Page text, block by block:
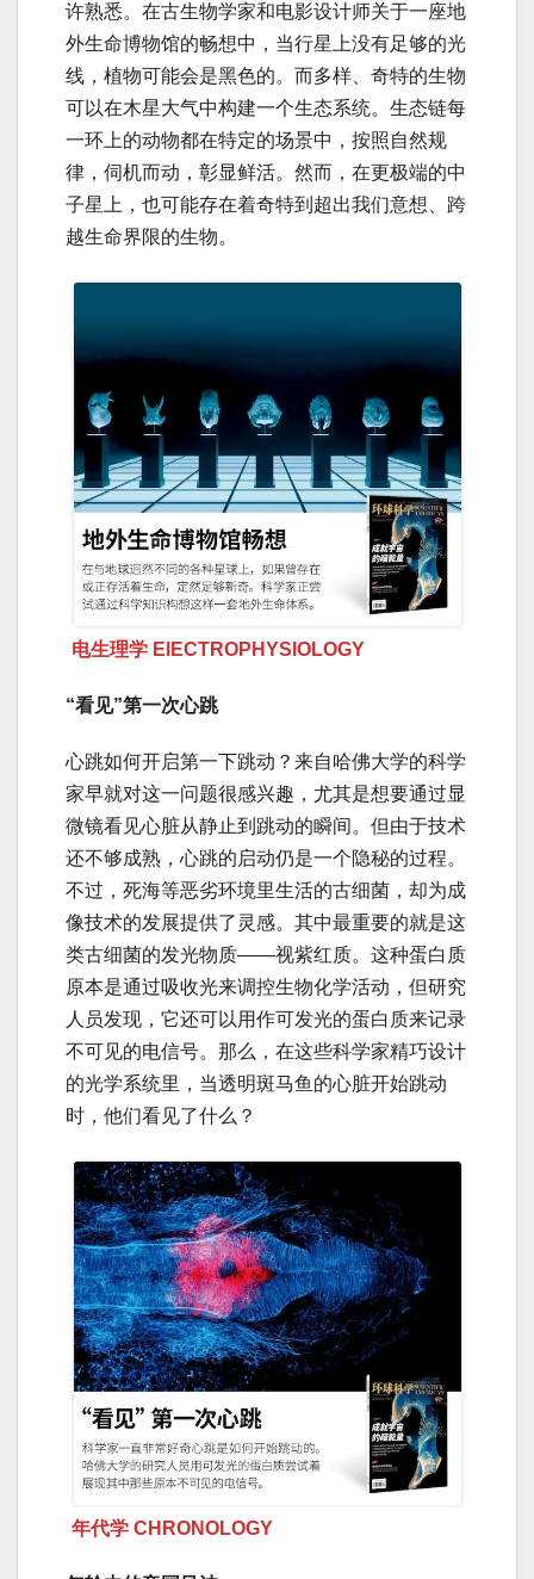
许熟悉。在古生物学家和电影设计师关于一座地
外生命博物馆的畅想中，当行星上没有足够的光
线，植物可能会是黑色的。而多样、奇特的生物
可以在木星大气中构建一个生态系统。生态链每
一环上的动物都在特定的场景中，按照自然规
律，伺机而动，彰显鲜活。然而，在更极端的中
子星上，也可能存在着奇特到超出我们意想、跨
越生命界限的生物。
电生理学 ElECTROPHYSIOLOGY
“看见”第一次心跳
心跳如何开启第一下跳动？来自哈佛大学的科学
家早就对这一问题很感兴趣，尤其是想要通过显
微镜看见心脏从静止到跳动的瞬间。但由于技术
还不够成熟，心跳的启动仍是一个隐秘的过程。
不过，死海等恶劣环境里生活的古细菌，却为成
像技术的发展提供了灵感。其中最重要的就是这
类古细菌的发光物质——视紫红质。这种蛋白质
原本是通过吸收光来调控生物化学活动，但研究
人员发现，它还可以用作可发光的蛋白质来记录
不可见的电信号。那么，在这些科学家精巧设计
的光学系统里，当透明斑马鱼的心脏开始跳动
时，他们看见了什么？
年代学 CHRONOLOGY